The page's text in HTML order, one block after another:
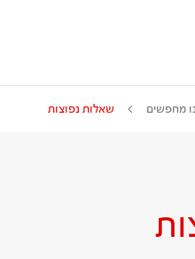
מחפשים שאלות נפוצות